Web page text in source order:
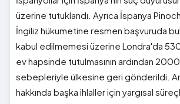
üzerine tutuklandı. Ayrıca İspanya
İngiliz hükumetine resmen başvuruda
kabul edilmemesi üzerine Londra'da
ev hapsinde tutulmasının ardından 2000
sebepleriyle ülkesine geri gönderildi.
hakkında başka ihlaller için yargısal